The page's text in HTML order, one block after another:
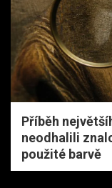
Příběh
neodhalili
použité barvě